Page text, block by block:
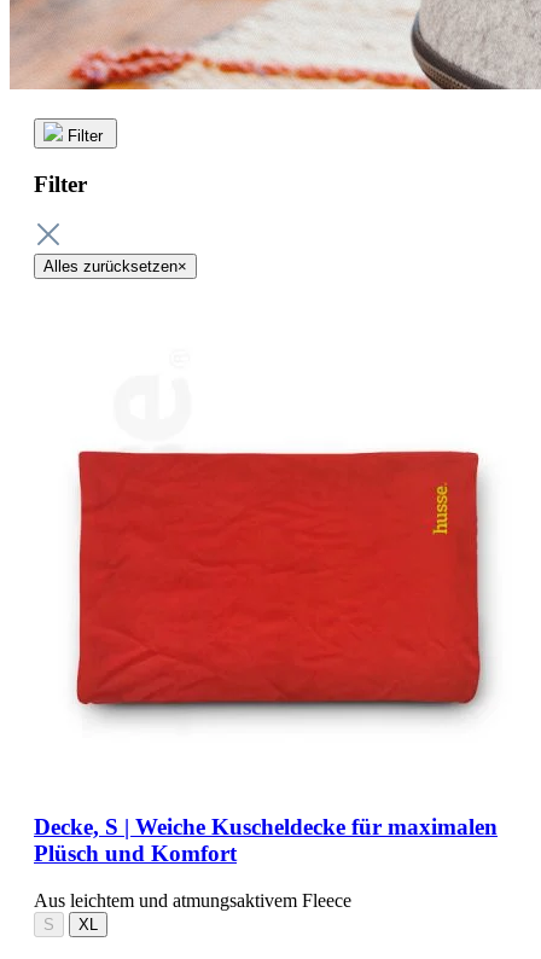
Filter
Filter
Alles zurücksetzen×
Decke, S | Weiche Kuscheldecke für maximalen
Plüsch und Komfort
Aus leichtem und atmungsaktivem Fleece
S XL